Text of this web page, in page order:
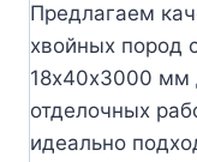
Предлагаем
хвойных пород
18х40х3000 мм
отделочных
идеально